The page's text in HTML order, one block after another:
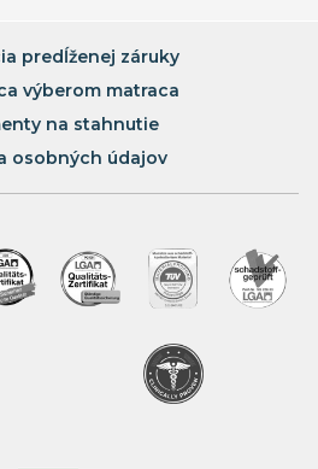
predĺženej záruky
výberom matraca
na stahnutie
osobných údajov